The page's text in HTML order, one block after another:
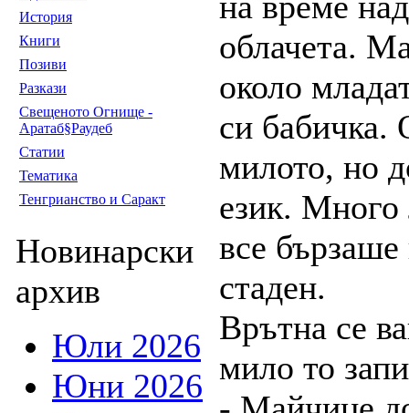
История
Книги
Позиви
Разкази
Свещеното Огнище -
Аратаб§Раудеб
Статии
Тематика
Тенгрианство и Саракт
Новинарски
архив
Юли 2026
Юни 2026
облачета.
около
си бабичка.
милото, но
език. Много
все бързаше
стаден.
Врътна се
мило то